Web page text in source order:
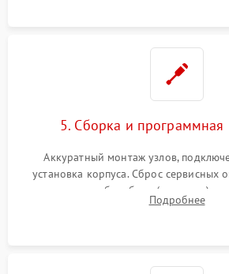
5. Сборка и программная
Аккуратный монтаж узлов,
установка корпуса. Сброс сервисных
счетчиков абсорбера (памперса)
обновление прошивки и программная
Подробнее